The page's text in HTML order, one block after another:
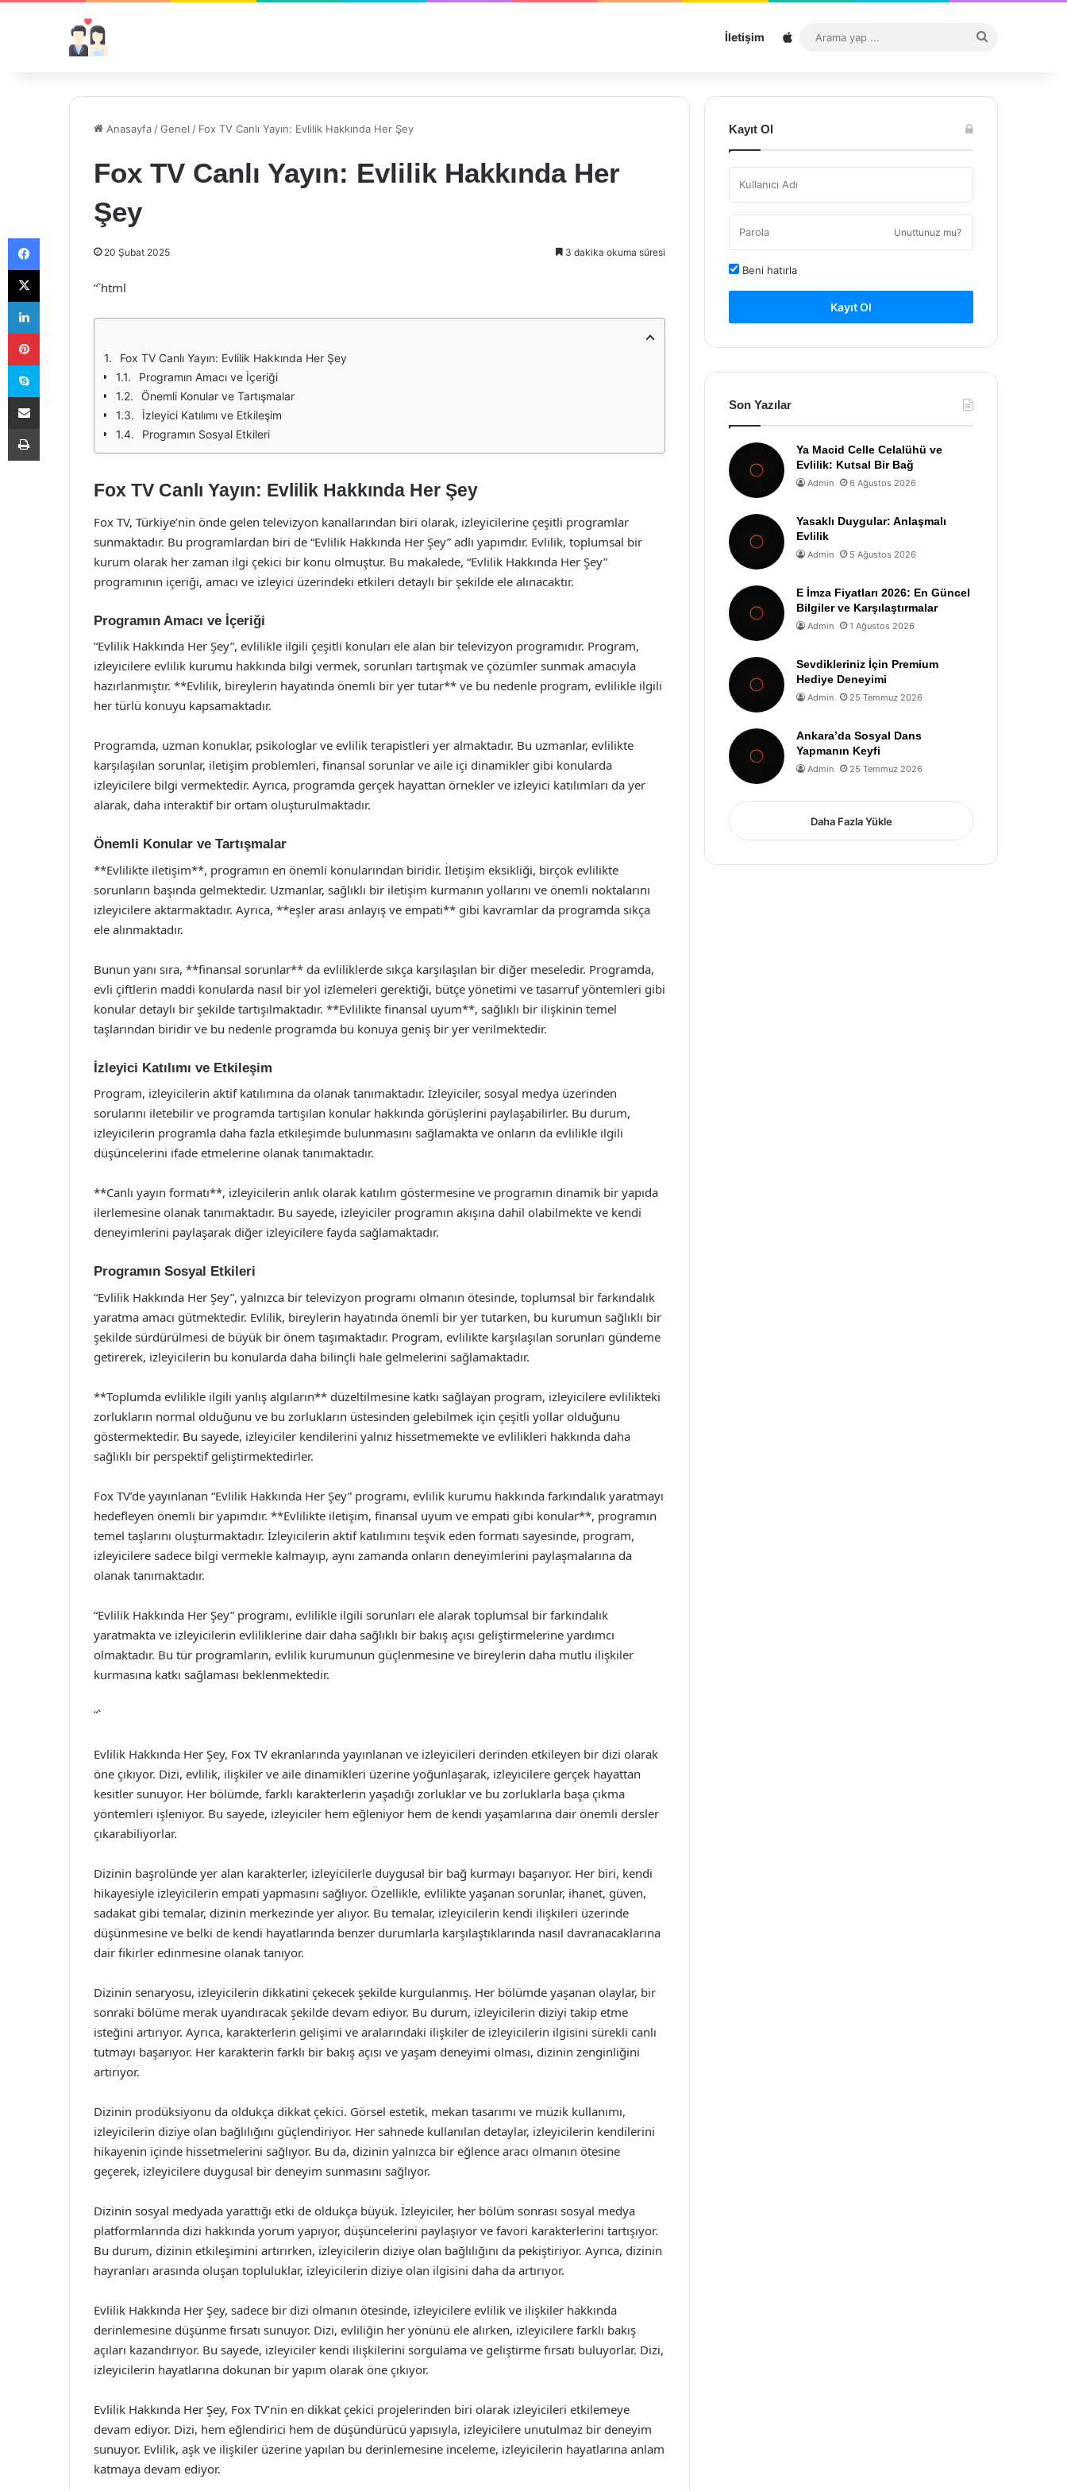
İletişim Sitemap
...
Anasayfa /Genel / Fox TV Canlı Yayın: Evlilik Hakkında Her Şey
Fox TV Canlı Yayın: Evlilik Hakkında Her
Şey
20 Şubat 2025 3 dakika okuma süresi
“`html
Fox TV Canlı Yayın: Evlilik Hakkında Her Şey
Programın Amacı ve İçeriği
Önemli Konular ve Tartışmalar
İzleyici Katılımı ve Etkileşim
Programın Sosyal Etkileri
Fox TV Canlı Yayın: Evlilik Hakkında Her Şey
Fox TV, Türkiye’nin önde gelen televizyon kanallarından biri olarak, izleyicilerine çeşitli programlar
sunmaktadır. Bu programlardan biri de “Evlilik Hakkında Her Şey” adlı yapımdır. Evlilik, toplumsal bir
kurum olarak her zaman ilgi çekici bir konu olmuştur. Bu makalede, “Evlilik Hakkında Her Şey”
programının içeriği, amacı ve izleyici üzerindeki etkileri detaylı bir şekilde ele alınacaktır.
Programın Amacı ve İçeriği
“Evlilik Hakkında Her Şey”, evlilikle ilgili çeşitli konuları ele alan bir televizyon programıdır. Program,
izleyicilere evlilik kurumu hakkında bilgi vermek, sorunları tartışmak ve çözümler sunmak amacıyla
hazırlanmıştır. **Evlilik, bireylerin hayatında önemli bir yer tutar** ve bu nedenle program, evlilikle ilgili
her türlü konuyu kapsamaktadır.
Programda, uzman konuklar, psikologlar ve evlilik terapistleri yer almaktadır. Bu uzmanlar, evlilikte
karşılaşılan sorunlar, iletişim problemleri, finansal sorunlar ve aile içi dinamikler gibi konularda
izleyicilere bilgi vermektedir. Ayrıca, programda gerçek hayattan örnekler ve izleyici katılımları da yer
alarak, daha interaktif bir ortam oluşturulmaktadır.
Önemli Konular ve Tartışmalar
**Evlilikte iletişim**, programın en önemli konularından biridir. İletişim eksikliği, birçok evlilikte
sorunların başında gelmektedir. Uzmanlar, sağlıklı bir iletişim kurmanın yollarını ve önemli noktalarını
izleyicilere aktarmaktadır. Ayrıca, **eşler arası anlayış ve empati** gibi kavramlar da programda sıkça
ele alınmaktadır.
Bunun yanı sıra, **finansal sorunlar** da evliliklerde sıkça karşılaşılan bir diğer meseledir. Programda,
evli çiftlerin maddi konularda nasıl bir yol izlemeleri gerektiği, bütçe yönetimi ve tasarruf yöntemleri gibi
konular detaylı bir şekilde tartışılmaktadır. **Evlilikte finansal uyum**, sağlıklı bir ilişkinin temel
taşlarından biridir ve bu nedenle programda bu konuya geniş bir yer verilmektedir.
İzleyici Katılımı ve Etkileşim
Program, izleyicilerin aktif katılımına da olanak tanımaktadır. İzleyiciler, sosyal medya üzerinden
sorularını iletebilir ve programda tartışılan konular hakkında görüşlerini paylaşabilirler. Bu durum,
izleyicilerin programla daha fazla etkileşimde bulunmasını sağlamakta ve onların da evlilikle ilgili
düşüncelerini ifade etmelerine olanak tanımaktadır.
**Canlı yayın formatı**, izleyicilerin anlık olarak katılım göstermesine ve programın dinamik bir yapıda
ilerlemesine olanak tanımaktadır. Bu sayede, izleyiciler programın akışına dahil olabilmekte ve kendi
deneyimlerini paylaşarak diğer izleyicilere fayda sağlamaktadır.
Programın Sosyal Etkileri
“Evlilik Hakkında Her Şey”, yalnızca bir televizyon programı olmanın ötesinde, toplumsal bir farkındalık
yaratma amacı gütmektedir. Evlilik, bireylerin hayatında önemli bir yer tutarken, bu kurumun sağlıklı bir
şekilde sürdürülmesi de büyük bir önem taşımaktadır. Program, evlilikte karşılaşılan sorunları gündeme
getirerek, izleyicilerin bu konularda daha bilinçli hale gelmelerini sağlamaktadır.
**Toplumda evlilikle ilgili yanlış algıların** düzeltilmesine katkı sağlayan program, izleyicilere evlilikteki
zorlukların normal olduğunu ve bu zorlukların üstesinden gelebilmek için çeşitli yollar olduğunu
göstermektedir. Bu sayede, izleyiciler kendilerini yalnız hissetmemekte ve evlilikleri hakkında daha
sağlıklı bir perspektif geliştirmektedirler.
Fox TV’de yayınlanan “Evlilik Hakkında Her Şey” programı, evlilik kurumu hakkında farkındalık yaratmayı
hedefleyen önemli bir yapımdır. **Evlilikte iletişim, finansal uyum ve empati gibi konular**, programın
temel taşlarını oluşturmaktadır. İzleyicilerin aktif katılımını teşvik eden formatı sayesinde, program,
izleyicilere sadece bilgi vermekle kalmayıp, aynı zamanda onların deneyimlerini paylaşmalarına da
olanak tanımaktadır.
“Evlilik Hakkında Her Şey” programı, evlilikle ilgili sorunları ele alarak toplumsal bir farkındalık
yaratmakta ve izleyicilerin evliliklerine dair daha sağlıklı bir bakış açısı geliştirmelerine yardımcı
olmaktadır. Bu tür programların, evlilik kurumunun güçlenmesine ve bireylerin daha mutlu ilişkiler
kurmasına katkı sağlaması beklenmektedir.
“`
Evlilik Hakkında Her Şey, Fox TV ekranlarında yayınlanan ve izleyicileri derinden etkileyen bir dizi olarak
öne çıkıyor. Dizi, evlilik, ilişkiler ve aile dinamikleri üzerine yoğunlaşarak, izleyicilere gerçek hayattan
kesitler sunuyor. Her bölümde, farklı karakterlerin yaşadığı zorluklar ve bu zorluklarla başa çıkma
yöntemleri işleniyor. Bu sayede, izleyiciler hem eğleniyor hem de kendi yaşamlarına dair önemli dersler
çıkarabiliyorlar.
Dizinin başrolünde yer alan karakterler, izleyicilerle duygusal bir bağ kurmayı başarıyor. Her biri, kendi
hikayesiyle izleyicilerin empati yapmasını sağlıyor. Özellikle, evlilikte yaşanan sorunlar, ihanet, güven,
sadakat gibi temalar, dizinin merkezinde yer alıyor. Bu temalar, izleyicilerin kendi ilişkileri üzerinde
düşünmesine ve belki de kendi hayatlarında benzer durumlarla karşılaştıklarında nasıl davranacaklarına
dair fikirler edinmesine olanak tanıyor.
Dizinin senaryosu, izleyicilerin dikkatini çekecek şekilde kurgulanmış. Her bölümde yaşanan olaylar, bir
sonraki bölüme merak uyandıracak şekilde devam ediyor. Bu durum, izleyicilerin diziyi takip etme
isteğini artırıyor. Ayrıca, karakterlerin gelişimi ve aralarındaki ilişkiler de izleyicilerin ilgisini sürekli canlı
tutmayı başarıyor. Her karakterin farklı bir bakış açısı ve yaşam deneyimi olması, dizinin zenginliğini
artırıyor.
Dizinin prodüksiyonu da oldukça dikkat çekici. Görsel estetik, mekan tasarımı ve müzik kullanımı,
izleyicilerin diziye olan bağlılığını güçlendiriyor. Her sahnede kullanılan detaylar, izleyicilerin kendilerini
hikayenin içinde hissetmelerini sağlıyor. Bu da, dizinin yalnızca bir eğlence aracı olmanın ötesine
geçerek, izleyicilere duygusal bir deneyim sunmasını sağlıyor.
Dizinin sosyal medyada yarattığı etki de oldukça büyük. İzleyiciler, her bölüm sonrası sosyal medya
platformlarında dizi hakkında yorum yapıyor, düşüncelerini paylaşıyor ve favori karakterlerini tartışıyor.
Bu durum, dizinin etkileşimini artırırken, izleyicilerin diziye olan bağlılığını da pekiştiriyor. Ayrıca, dizinin
hayranları arasında oluşan topluluklar, izleyicilerin diziye olan ilgisini daha da artırıyor.
Evlilik Hakkında Her Şey, sadece bir dizi olmanın ötesinde, izleyicilere evlilik ve ilişkiler hakkında
derinlemesine düşünme fırsatı sunuyor. Dizi, evliliğin her yönünü ele alırken, izleyicilere farklı bakış
açıları kazandırıyor. Bu sayede, izleyiciler kendi ilişkilerini sorgulama ve geliştirme fırsatı buluyorlar. Dizi,
izleyicilerin hayatlarına dokunan bir yapım olarak öne çıkıyor.
Evlilik Hakkında Her Şey, Fox TV’nin en dikkat çekici projelerinden biri olarak izleyicileri etkilemeye
devam ediyor. Dizi, hem eğlendirici hem de düşündürücü yapısıyla, izleyicilere unutulmaz bir deneyim
sunuyor. Evlilik, aşk ve ilişkiler üzerine yapılan bu derinlemesine inceleme, izleyicilerin hayatlarına anlam
katmaya devam ediyor.
Kayıt Ol
Unuttunuz mu?
Beni hatırla
Kayıt Ol
Son Yazılar
Ya Macid Celle Celalühü ve
Evlilik: Kutsal Bir Bağ
Admin 6 Ağustos 2026
Yasaklı Duygular: Anlaşmalı
Evlilik
Admin 5 Ağustos 2026
E İmza Fiyatları 2026: En Güncel
Bilgiler ve Karşılaştırmalar
Admin 1 Ağustos 2026
Sevdikleriniz İçin Premium
Hediye Deneyimi
Admin 25 Temmuz 2026
Ankara’da Sosyal Dans
Yapmanın Keyfi
Admin 25 Temmuz 2026
Daha Fazla Yükle
Facebook
X
LinkedIn
Pinterest
Skype
E-Posta ile paylaş